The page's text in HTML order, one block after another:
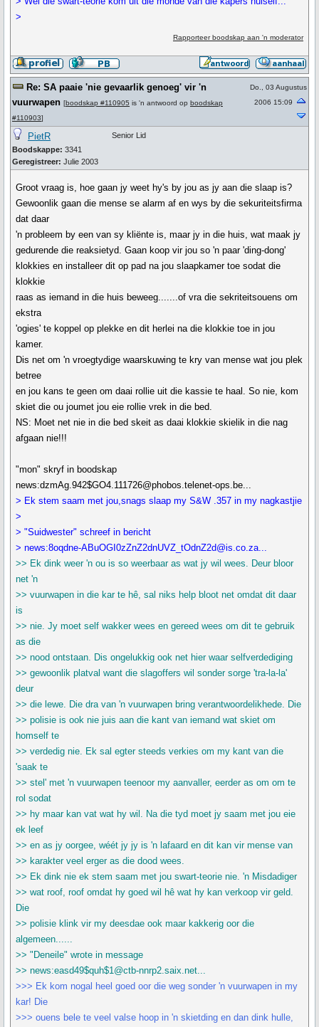
>
Rapporteer boodskap aan 'n moderator
Re: SA paaie 'nie gevaarlik genoeg' vir 'n
vuurwapen [boodskap #110905 is 'n antwoord op boodskap
#110903]
Do., 03 Augustus
2006 15:09
PietR
Boodskappe: 3341
Geregistreer: Julie 2003
Senior Lid
Groot vraag is, hoe gaan jy weet hy's by jou as jy aan die slaap is?
Gewoonlik gaan die mense se alarm af en wys by die sekuriteitsfirma
dat daar
'n probleem by een van sy kliënte is, maar jy in die huis, wat maak jy
gedurende die reaksietyd. Gaan koop vir jou so 'n paar 'ding-dong'
klokkies en installeer dit op pad na jou slaapkamer toe sodat die
klokkie
raas as iemand in die huis beweeg.......of vra die sekriteitsouens om
ekstra
'ogies' te koppel op plekke en dit herlei na die klokkie toe in jou
kamer.
Dis net om 'n vroegtydige waarskuwing te kry van mense wat jou plek
betree
en jou kans te geen om daai rollie uit die kassie te haal. So nie, kom
skiet die ou joumet jou eie rollie vrek in die bed.
NS: Moet net nie in die bed skeit as daai klokkie skielik in die nag
afgaan nie!!!
"mon" skryf in boodskap
news:dzmAg.942$GO4.111726@phobos.telenet-ops.be...
> Ek stem saam met jou,snags slaap my S&W .357 in my nagkastjie
>
> "Suidwester" schreef in bericht
> news:8oqdne-ABuOGI0zZnZ2dnUVZ_tOdnZ2d@is.co.za...
>> Ek dink weer 'n ou is so weerbaar as wat jy wil wees. Deur bloor
net 'n
>> vuurwapen in die kar te hê, sal niks help bloot net omdat dit daar
is
>> nie. Jy moet self wakker wees en gereed wees om dit te gebruik
as die
>> nood ontstaan. Dis ongelukkig ook net hier waar selfverdediging
>> gewoonlik platval want die slagoffers wil sonder sorge 'tra-la-la'
deur
>> die lewe. Die dra van 'n vuurwapen bring verantwoordelikhede. Die
>> polisie is ook nie juis aan die kant van iemand wat skiet om
homself te
>> verdedig nie. Ek sal egter steeds verkies om my kant van die
'saak te
>> stel' met 'n vuurwapen teenoor my aanvaller, eerder as om om te
rol sodat
>> hy maar kan vat wat hy wil. Na die tyd moet jy saam met jou eie
ek leef
>> en as jy oorgee, wéét jy jy is 'n lafaard en dit kan vir mense van
>> karakter veel erger as die dood wees.
>> Ek dink nie ek stem saam met jou swart-teorie nie. 'n Misdadiger
>> wat roof, roof omdat hy goed wil hê wat hy kan verkoop vir geld.
Die
>> polisie klink vir my deesdae ook maar kakkerig oor die
algemeen......
>> "Deneile" wrote in message
>> news:easd49$quh$1@ctb-nnrp2.saix.net...
>>> Ek kom nogal heel goed oor die weg sonder 'n vuurwapen in my
kar! Die
>>> ouens bele te veel valse hoop in 'n skietding en dan dink hulle,